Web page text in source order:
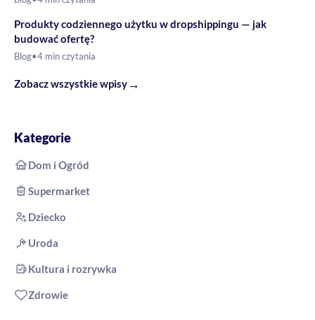
Produkty codziennego użytku w dropshippingu — jak
budować ofertę?
Blog•4 min czytania
Zobacz wszystkie wpisy→
Kategorie
Dom i Ogród
Supermarket
Dziecko
Uroda
Kultura i rozrywka
Zdrowie